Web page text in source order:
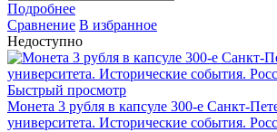
Подробнее
Сравнение В избранное
Недоступно
Быстрый просмотр
Монета 3 рубля в капсуле 300-е Санкт-
университета. Исторические события.